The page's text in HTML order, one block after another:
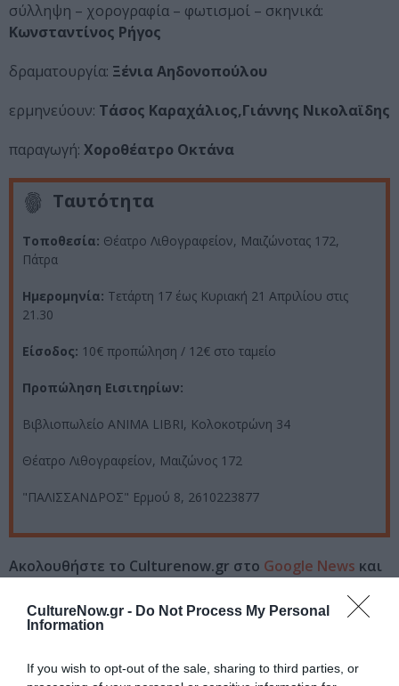
CultureNow.gr - Do Not Process My Personal
Information
If you wish to opt-out of the sale, sharing to third parties, or
σύλληψη – χορογραφία – φωτισμοί – σκηνικά:
Κωνσταντίνος Ρήγος
δραματουργία: Ξένια Αηδονοπούλου
ερμηνεύουν: Τάσος Καραχάλιος,Γιάννης Νικολαϊδης
παραγωγή: Χοροθέατρο Οκτάνα
Ταυτότητα
Τοποθεσία: Θέατρο Λιθογραφείον, Μαιζώνοτας 172,
Πάτρα
Ημερομηνία: Τετάρτη 17 έως Κυριακή 21 Απριλίου στις
21.30
Είσοδος: 10€ προπώληση / 12€ στο ταμείο
Προπώληση Εισιτηρίων:
Βιβλιοπωλείο ANIMA LIBRI, Κολοκoτρώνη 34
Θέατρο Λιθογραφείον, Μαιζώνος 172
"ΠΑΛΙΣΣΑΝΔΡΟΣ" Ερμού 8, 2610223877
Ακολουθήστε το Culturenow.gr στο Google News και
Δείτε όλα τα